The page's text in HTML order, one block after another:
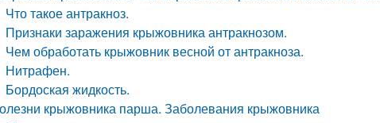
Что такое антракноз.
Признаки заражения крыжовника антракнозом.
Чем обработать крыжовник весной от антракноза.
Нитрафен.
Бордоская жидкость.
крыжовника парша. Заболевания крыжовника